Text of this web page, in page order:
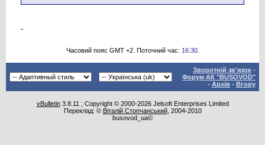
Часовий пояс GMT +2. Поточний час: 16:30.
Зворотній зв'язок -
Форум АК "BUSOVOD"
- Архів - Вгору
vBulletin3.8.11 ; Copyright © 2000-2026 Jelsoft Enterprises Limited
Переклад: © Віталій Стопчанський, 2004-2010
busovod_ua©